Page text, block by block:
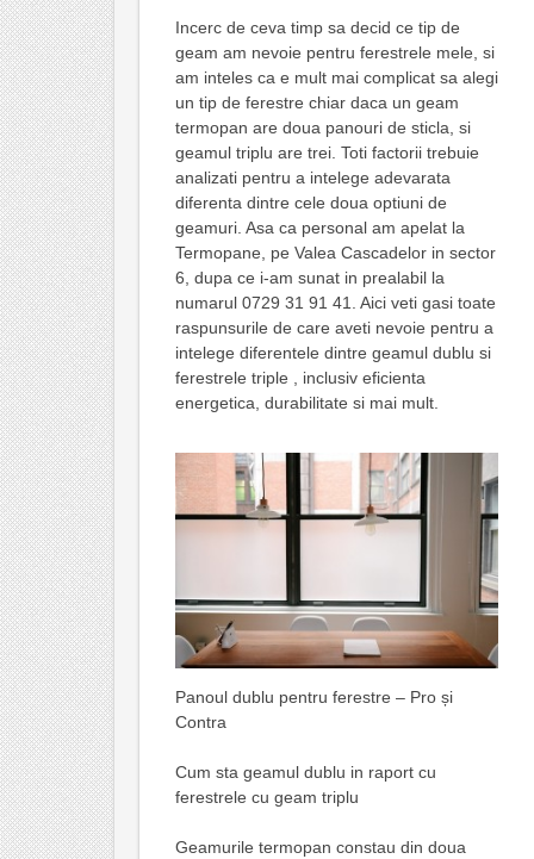
Incerc de ceva timp sa decid ce tip de
geam am nevoie pentru ferestrele mele, si
am inteles ca e mult mai complicat sa alegi
un tip de ferestre chiar daca un geam
termopan are doua panouri de sticla, si
geamul triplu are trei. Toti factorii trebuie
analizati pentru a intelege adevarata
diferenta dintre cele doua optiuni de
geamuri. Asa ca personal am apelat la
Termopane, pe Valea Cascadelor in sector
6, dupa ce i-am sunat in prealabil la
numarul 0729 31 91 41. Aici veti gasi toate
raspunsurile de care aveti nevoie pentru a
intelege diferentele dintre geamul dublu si
ferestrele triple , inclusiv eficienta
energetica, durabilitate si mai mult.
Panoul dublu pentru ferestre – Pro și
Contra
Cum sta geamul dublu in raport cu
ferestrele cu geam triplu
Geamurile termopan constau din doua